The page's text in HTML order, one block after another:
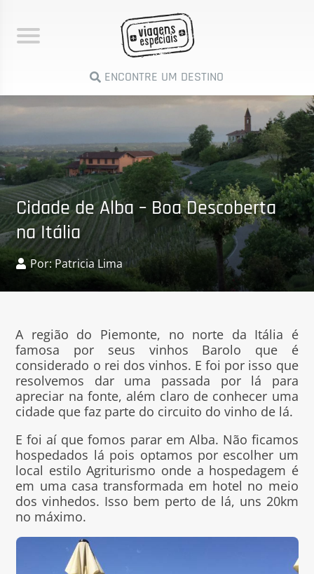
ENCONTRE UM DESTINO
Cidade de Alba – Boa Descoberta
na Itália
Por: Patricia Lima
A região do Piemonte, no norte da Itália é
famosa por seus vinhos Barolo que é
considerado o rei dos vinhos. E foi por isso que
resolvemos dar uma passada por lá para
apreciar na fonte, além claro de conhecer uma
cidade que faz parte do circuito do vinho de lá.
E foi aí que fomos parar em Alba. Não ficamos
hospedados lá pois optamos por escolher um
local estilo Agriturismo onde a hospedagem é
em uma casa transformada em hotel no meio
dos vinhedos. Isso bem perto de lá, uns 20km
no máximo.